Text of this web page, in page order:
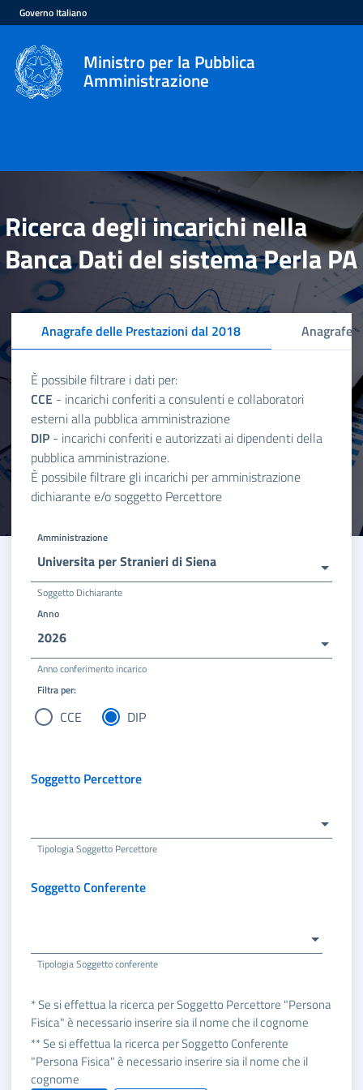
Governo Italiano
Ministro per la Pubblica
Amministrazione
Ricerca degli incarichi nella
Banca Dati del sistema Perla PA
Anagrafe delle Prestazioni dal 2018 Anagrafe
È possibile filtrare i dati per:
CCE - incarichi conferiti a consulenti e collaboratori
esterni alla pubblica amministrazione
DIP - incarichi conferiti e autorizzati ai dipendenti della
pubblica amministrazione.
È possibile filtrare gli incarichi per amministrazione
dichiarante e/o soggetto Percettore
Amministrazione
Universita per Stranieri di Siena
Soggetto Dichiarante
Anno
2026
Anno conferimento incarico
Filtra per:
CCE DIP
Soggetto Percettore
Tipologia Soggetto Percettore
Soggetto Conferente
Tipologia Soggetto conferente
* Se si effettua la ricerca per Soggetto Percettore "Persona
Fisica" è necessario inserire sia il nome che il cognome
** Se si effettua la ricerca per Soggetto Conferente
"Persona Fisica" è necessario inserire sia il nome che il
cognome